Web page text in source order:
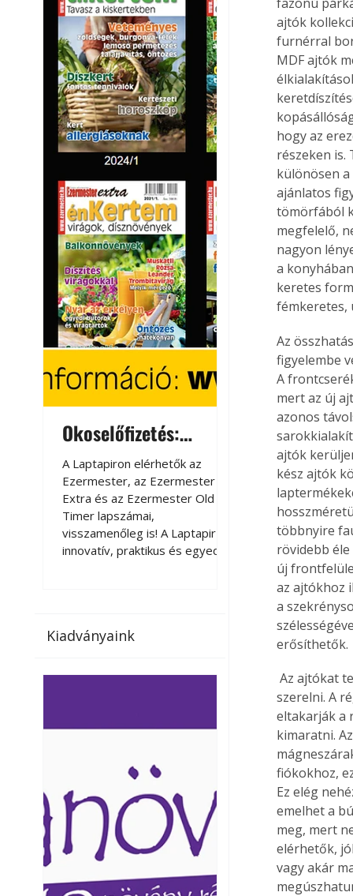
Okoselőfizetés:
Ezermester Extra
A Laptapiron elérhetők az
Ezermester, az Ezermester
Extra és az Ezermester Old
Timer lapszámai,
visszamenőleg is! A Laptapir új,
innovatív, praktikus és egyedi
az otthonában, útközben vagy
elérhetők lapszámaink. Bárhol,
Okoselőfizetés
A Laptapiron
Ezermester, az
Extra és az
Timer lapszámai,
visszamenőleg is! A
innovatív, praktikus
megoldás a
magazinok digitális
számítógépen,
vagy táblagépen.
az otthonában,
nyaralás, pihenés
elérhetők
bármikor, akár
vagy dolgozva is
Ezermester
Laptapir kényelmes
mert: – t
Kiadványaink
ajtók
furnérral
MDF ajtók
hogy az
részeken is.
különösen
ajánlatos
tömörfából
megfelelő,
nagyon
a
keretes
fémkeretes,
Az
figyelembe
A
mert az új
azonos
ajtók
kész ajtók
többnyire
rövidebb
új
az ajtókhoz
a
erősíthetők.
Az ajtókat természetesen lehetőség szerint új kivetőpántokkal ajánlatos a korpuszhoz
szerelni. A
eltakarják a
kimaratni.
fiókokhoz,
Ez elég
emelhet a
meg, mert
elérhetők,
vagy akár